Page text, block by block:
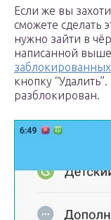
Если же вы
сможете сделать
нужно зайти в
написанной
заблокированных
кнопку
разблокирован.